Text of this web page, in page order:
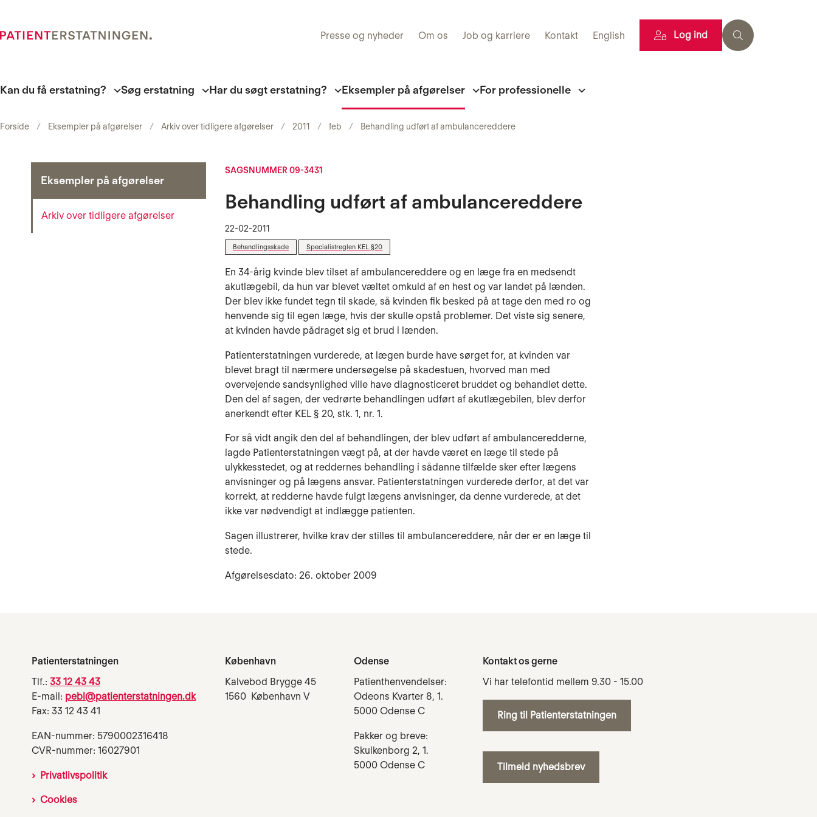
Presse og nyheder Om os Job og karriere Kontakt English Log ind
Kan du få erstatning? Søg erstatning Har du søgt erstatning? Eksempler på afgørelser For professionelle
Forside Eksempler på afgørelser Arkiv over tidligere afgørelser 2011 feb Behandling udført af ambulancereddere
Eksempler på afgørelser
Arkiv over tidligere afgørelser
SAGSNUMMER 09-3431
Behandling udført af ambulancereddere
22-02-2011
Behandlingsskade Specialistreglen KEL §20
En 34-årig kvinde blev tilset af ambulancereddere og en læge fra en medsendt
akutlægebil, da hun var blevet væltet omkuld af en hest og var landet på lænden.
Der blev ikke fundet tegn til skade, så kvinden fik besked på at tage den med ro og
henvende sig til egen læge, hvis der skulle opstå problemer. Det viste sig senere,
at kvinden havde pådraget sig et brud i lænden.
Patienterstatningen vurderede, at lægen burde have sørget for, at kvinden var
blevet bragt til nærmere undersøgelse på skadestuen, hvorved man med
overvejende sandsynlighed ville have diagnosticeret bruddet og behandlet dette.
Den del af sagen, der vedrørte behandlingen udført af akutlægebilen, blev derfor
anerkendt efter KEL § 20, stk. 1, nr. 1.
For så vidt angik den del af behandlingen, der blev udført af ambulanceredderne,
lagde Patienterstatningen vægt på, at der havde været en læge til stede på
ulykkesstedet, og at reddernes behandling i sådanne tilfælde sker efter lægens
anvisninger og på lægens ansvar. Patienterstatningen vurderede derfor, at det var
korrekt, at redderne havde fulgt lægens anvisninger, da denne vurderede, at det
ikke var nødvendigt at indlægge patienten.
Sagen illustrerer, hvilke krav der stilles til ambulancereddere, når der er en læge til
stede.
Afgørelsesdato: 26. oktober 2009
Patienterstatningen
Tlf.: 33 12 43 43
E-mail: pebl@patienterstatningen.dk
Fax: 33 12 43 41
EAN-nummer: 5790002316418
CVR-nummer: 16027901
Privatlivspolitik
Cookies
København
Kalvebod Brygge 45
1560 København V
Odense
Patienthenvendelser:
Odeons Kvarter 8, 1.
5000 Odense C
Pakker og breve:
Skulkenborg 2, 1.
5000 Odense C
Kontakt os gerne
Vi har telefontid mellem 9.30 - 15.00
Ring til Patienterstatningen
Tilmeld nyhedsbrev